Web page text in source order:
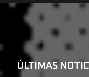
ÚLTIMAS